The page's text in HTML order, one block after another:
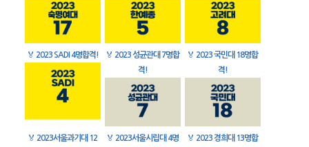
🏅 2023 SADI 4명합격! 🏅 2023 성균관대 7명합
격!
🏅 2023 국민대 18명합
격!
🏅 2023서울과기대 12
🏅 2023서울시립대 4명
🏅 2023 경희대 13명합